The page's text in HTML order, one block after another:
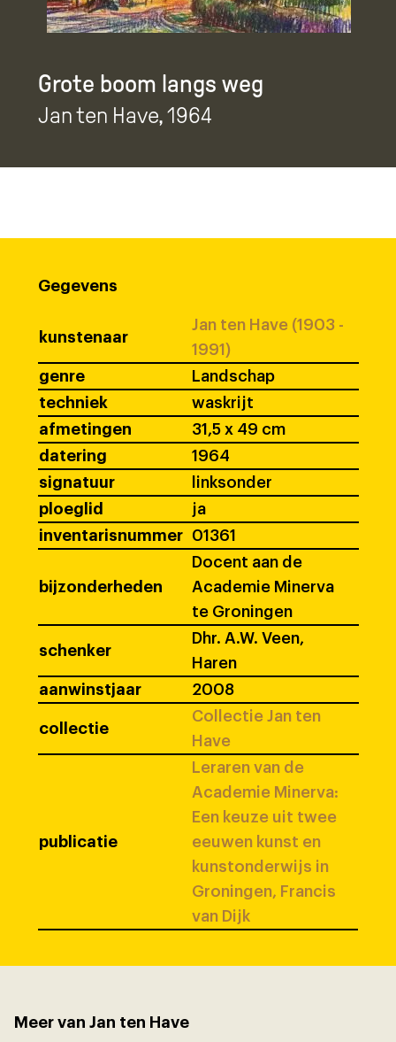
Grote boom langs weg
Jan ten Have, 1964
Gegevens
kunstenaar
Jan ten Have (1903 -
1991)
genre
Landschap
techniek
waskrijt
afmetingen
31,5 x 49 cm
datering
1964
signatuur
linksonder
ploeglid
ja
inventarisnummer
01361
bijzonderheden
Docent aan de
Academie Minerva
te Groningen
schenker
Dhr. A.W. Veen,
Haren
aanwinstjaar
2008
collectie
Collectie Jan ten
Have
publicatie
Leraren van de
Academie Minerva:
Een keuze uit twee
eeuwen kunst en
kunstonderwijs in
Groningen, Francis
van Dijk
Meer van Jan ten Have